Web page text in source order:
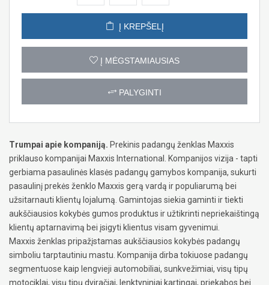
Į KREPŠELĮ
Į MĖGSTAMIAUSIAS
PALYGINTI
Trumpai apie kompaniją. Prekinis padangų ženklas Maxxis
priklauso kompanijai Maxxis International. Kompanijos vizija - tapti
gerbiama pasaulinės klasės padangų gamybos kompanija, sukurti
pasaulinį prekės ženklo Maxxis gerą vardą ir populiarumą bei
užsitarnauti klientų lojalumą. Gamintojas siekia gaminti ir tiekti
aukščiausios kokybės gumos produktus ir užtikrinti nepriekaištingą
klientų aptarnavimą bei įsigyti klientus visam gyvenimui.
Maxxis ženklas pripažįstamas aukščiausios kokybės padangų
simboliu tarptautiniu mastu. Kompanija dirba tokiuose padangų
segmentuose kaip lengvieji automobiliai, sunkvežimiai, visų tipų
motociklai, visų tipų dviračiai, lenktyniniai kartingai, priekabos bei